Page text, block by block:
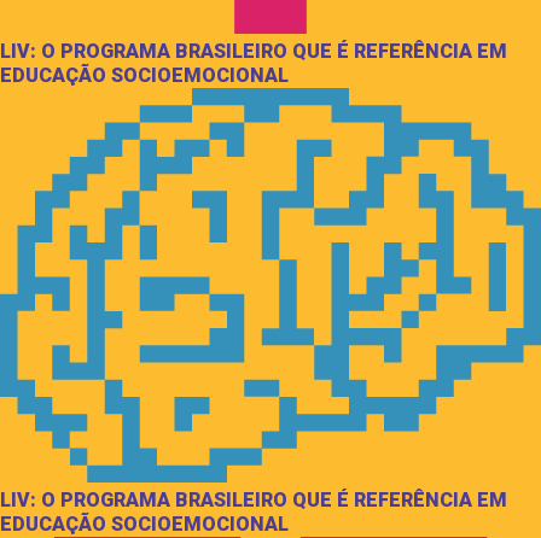
LIV: O PROGRAMA BRASILEIRO QUE É REFERÊNCIA EM
EDUCAÇÃO SOCIOEMOCIONAL
LIV: O PROGRAMA BRASILEIRO QUE É REFERÊNCIA EM
EDUCAÇÃO SOCIOEMOCIONAL